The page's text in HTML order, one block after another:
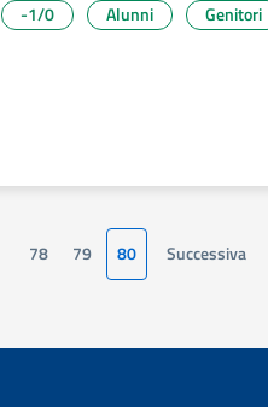
-1/0 Alunni Genitori
78 79 80 Successiva